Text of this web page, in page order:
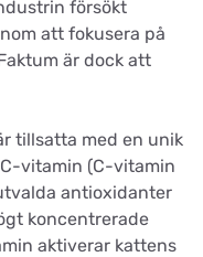
försökt
att fokusera på
är dock att
tillsatta med en unik
vitamin (C-vitamin
antioxidanter
koncentrerade
aktiverar kattens